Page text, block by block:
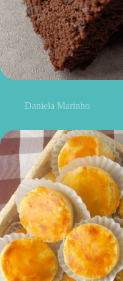
Daniela Marinho